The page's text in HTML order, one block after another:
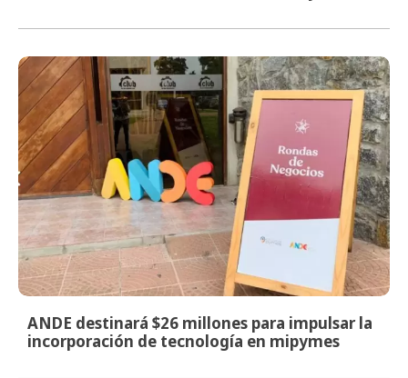
ANDE destinará $26 millones para impulsar la
incorporación de tecnología en mipymes